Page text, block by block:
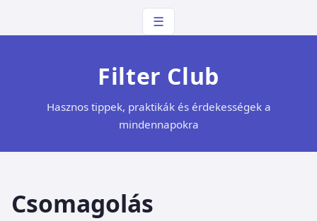
☰
Filter Club
Hasznos tippek, praktikák és érdekességek a
mindennapokra
Csomagolás